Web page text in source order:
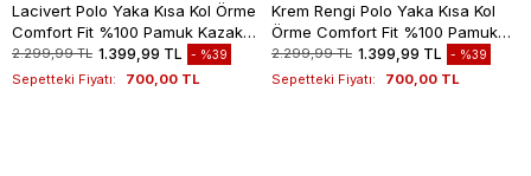
Lacivert Polo Yaka Kısa Kol Örme
Comfort Fit %100 Pamuk Kazak
1012260151
2.299,99 TL 1.399,99 TL %39
Sepetteki Fiyatı: 700,00 TL
Krem Rengi Polo Yaka Kısa Kol
Örme Comfort Fit %100 Pamuk
Kazak 1012260151
2.299,99 TL 1.399,99 TL %39
Sepetteki Fiyatı: 700,00 TL